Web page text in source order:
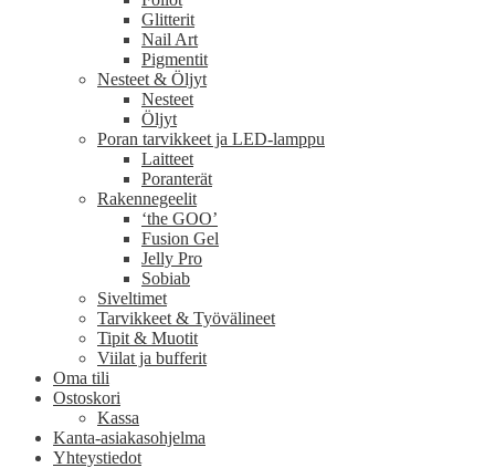
Glitterit
Nail Art
Pigmentit
Nesteet & Öljyt
Nesteet
Öljyt
Poran tarvikkeet ja LED-lamppu
Laitteet
Poranterät
Rakennegeelit
‘the GOO’
Fusion Gel
Jelly Pro
Sobiab
Siveltimet
Tarvikkeet & Työvälineet
Tipit & Muotit
Viilat ja bufferit
Oma tili
Ostoskori
Kassa
Kanta-asiakasohjelma
Yhteystiedot